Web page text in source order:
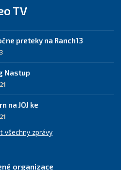
TV
preteky na Ranch13
Nastup
na JOJ ke
všechny zprávy
organizace